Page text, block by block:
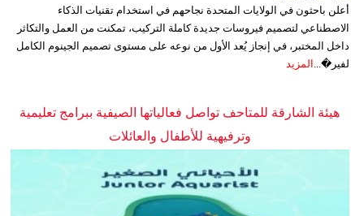
أعلن باحثون في الولايات المتحدة نجاحهم في استخدام تقنيات الذكاء
الاصطناعي لتصميم فيروسات جديدة كاملة التركيب، تمكنت من العمل والتكاثر
داخل المختبر، في إنجاز يُعد الأول من نوعه على مستوى تصميم الجينوم الكامل
لفير�... المزيد
هيئة الشارقة للمتاحف تواصل فعالياتها الصيفية ببرامج تعليمية
وترفيهية للأطفال والعائلات